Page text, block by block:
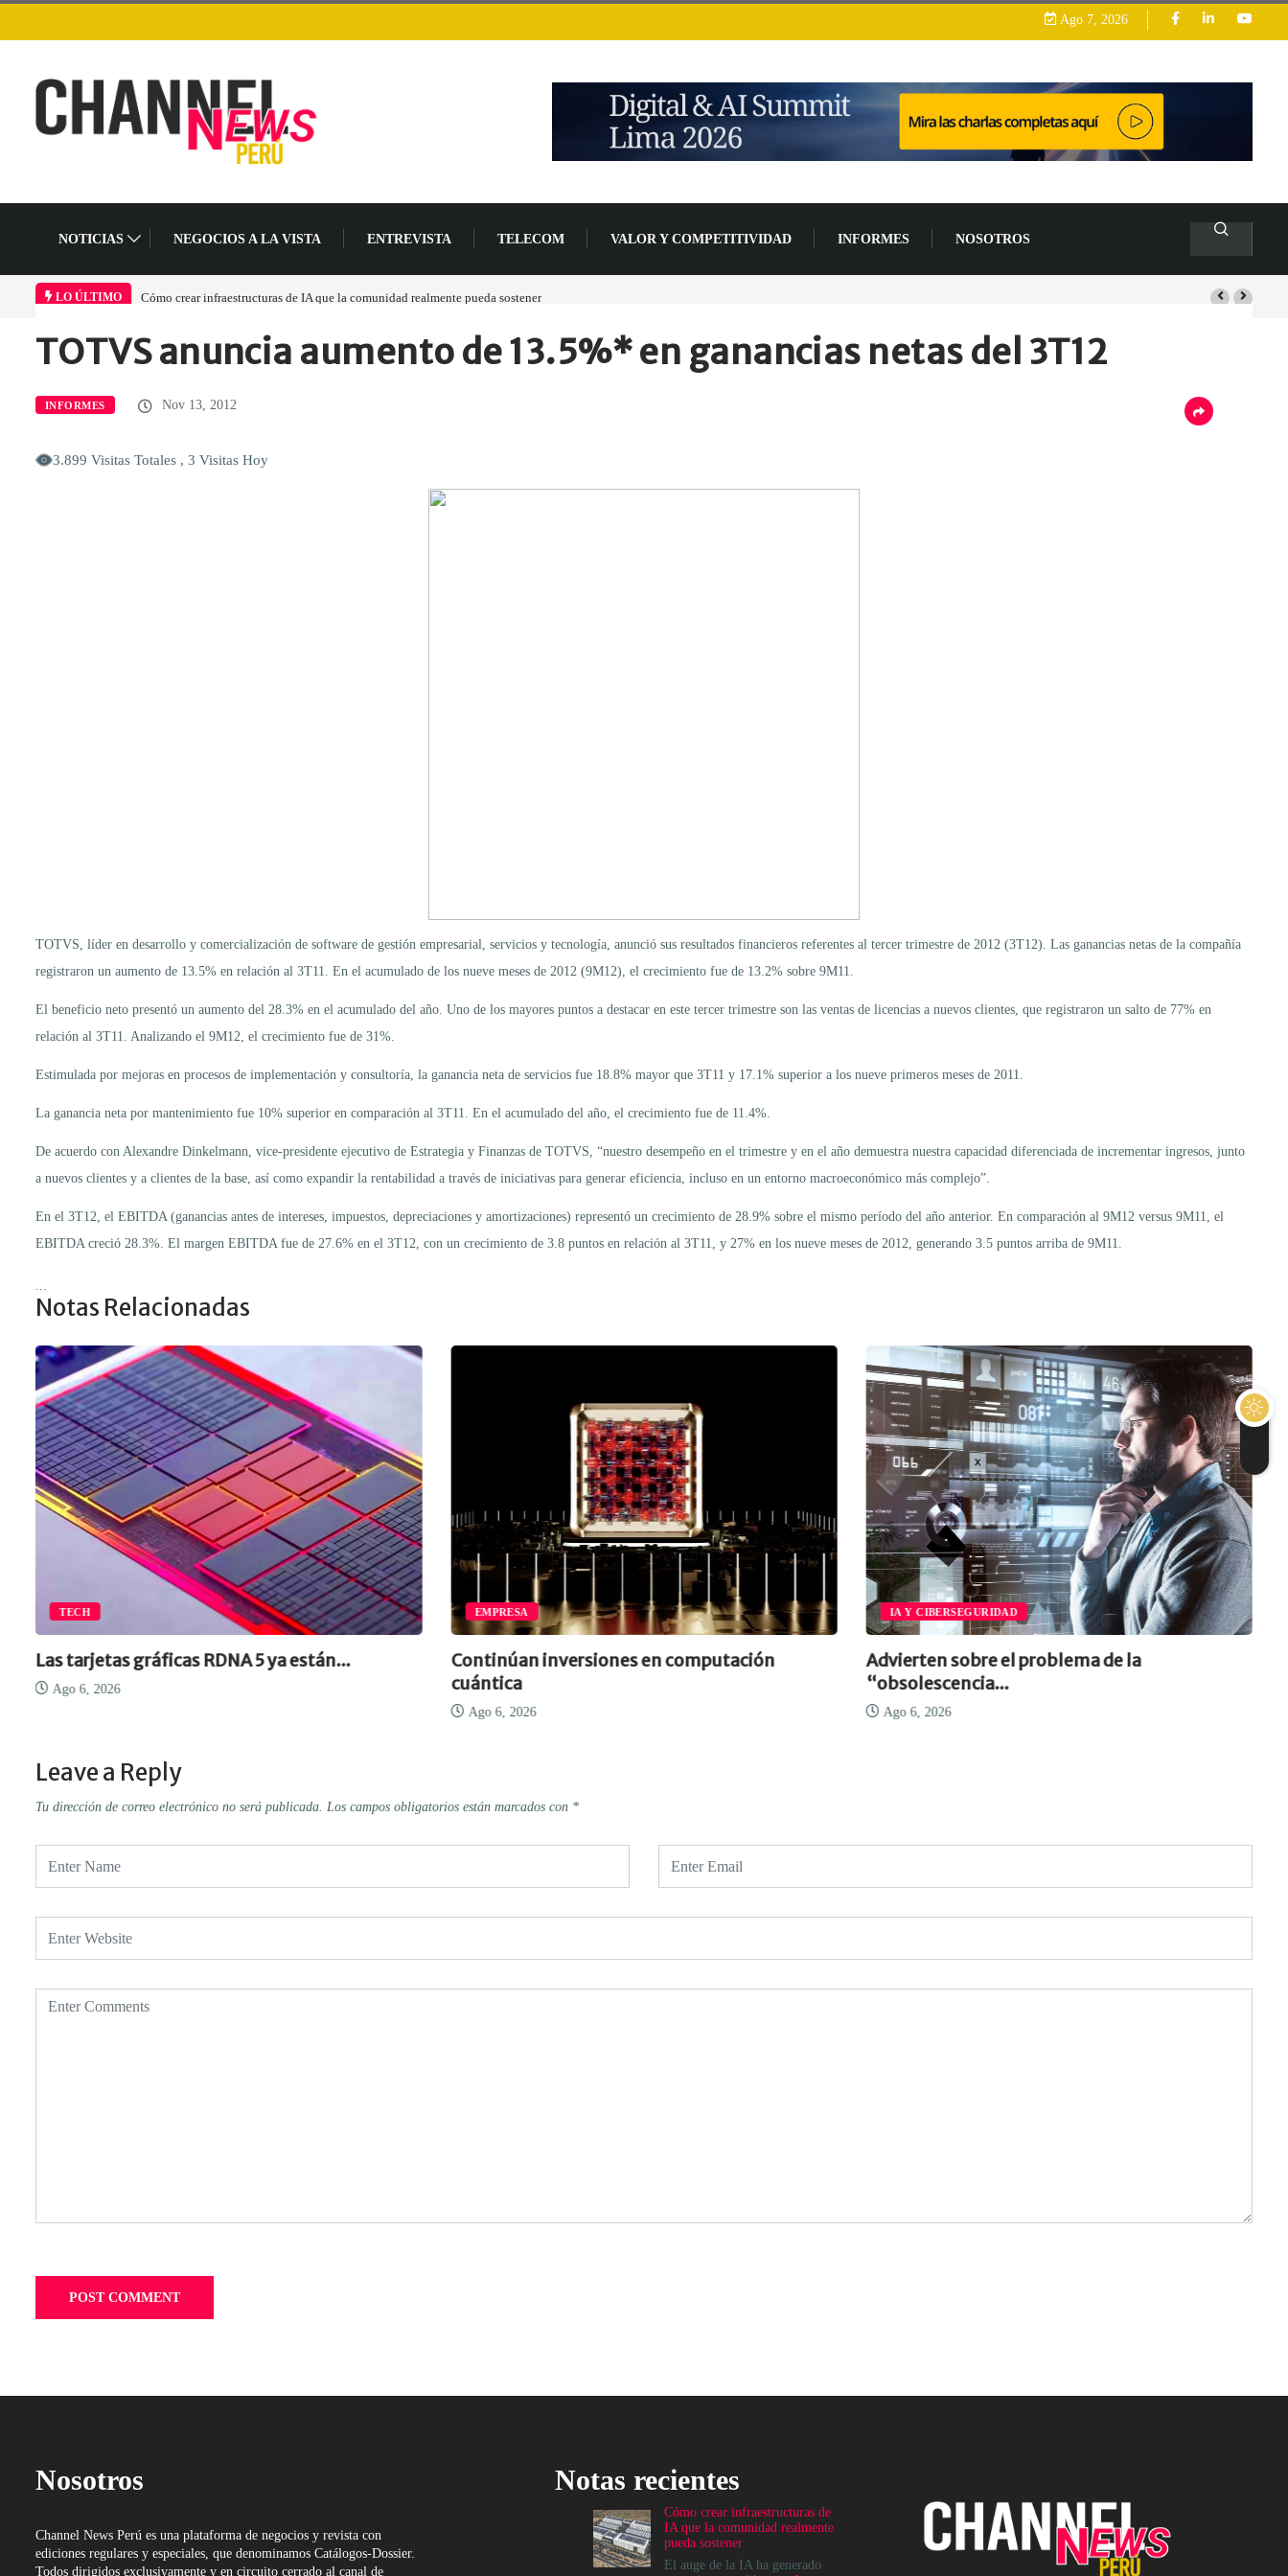
Ago 7, 2026
NOTICIAS NEGOCIOS A LA VISTA ENTREVISTA TELECOM VALOR Y COMPETITIVIDAD INFORMES NOSOTROS
LO ÚLTIMO Cómo crear infraestructuras de IA que la comunidad realmente pueda sostener
Home Informes TOTVS anuncia aumento…
TOTVS anuncia aumento de 13.5%* en ganancias netas del 3T12
INFORMES Nov 13, 2012
3.899 Visitas Totales , 3 Visitas Hoy
TOTVS, líder en desarrollo y comercialización de software de gestión empresarial, servicios y tecnología, anunció sus resultados financieros referentes al tercer trimestre de 2012 (3T12). Las ganancias netas de la compañía
registraron un aumento de 13.5% en relación al 3T11. En el acumulado de los nueve meses de 2012 (9M12), el crecimiento fue de 13.2% sobre 9M11.
El beneficio neto presentó un aumento del 28.3% en el acumulado del año. Uno de los mayores puntos a destacar en este tercer trimestre son las ventas de licencias a nuevos clientes, que registraron un salto de 77% en
relación al 3T11. Analizando el 9M12, el crecimiento fue de 31%.
Estimulada por mejoras en procesos de implementación y consultoría, la ganancia neta de servicios fue 18.8% mayor que 3T11 y 17.1% superior a los nueve primeros meses de 2011.
La ganancia neta por mantenimiento fue 10% superior en comparación al 3T11. En el acumulado del año, el crecimiento fue de 11.4%.
De acuerdo con Alexandre Dinkelmann, vice-presidente ejecutivo de Estrategia y Finanzas de TOTVS, “nuestro desempeño en el trimestre y en el año demuestra nuestra capacidad diferenciada de incrementar ingresos, junto
a nuevos clientes y a clientes de la base, así como expandir la rentabilidad a través de iniciativas para generar eficiencia, incluso en un entorno macroeconómico más complejo”.
En el 3T12, el EBITDA (ganancias antes de intereses, impuestos, depreciaciones y amortizaciones) representó un crecimiento de 28.9% sobre el mismo período del año anterior. En comparación al 9M12 versus 9M11, el
EBITDA creció 28.3%. El margen EBITDA fue de 27.6% en el 3T12, con un crecimiento de 3.8 puntos en relación al 3T11, y 27% en los nueve meses de 2012, generando 3.5 puntos arriba de 9M11.
Notas Relacionadas
TECH
Las tarjetas gráficas RDNA 5 ya están...
Ago 6, 2026
EMPRESA
Continúan inversiones en computación
cuántica
Ago 6, 2026
IA Y CIBERSEGURIDAD
Advierten sobre el problema de la
“obsolescencia...
Ago 6, 2026
Leave a Reply
Tu dirección de correo electrónico no será publicada. Los campos obligatorios están marcados con *
Nosotros
Channel News Perú es una plataforma de negocios y revista con
ediciones regulares y especiales, que denominamos Catálogos-Dossier.
Todos dirigidos exclusivamente y en circuito cerrado al canal de
Notas recientes
Cómo crear infraestructuras de
IA que la comunidad realmente
pueda sostener
El auge de la IA ha generado